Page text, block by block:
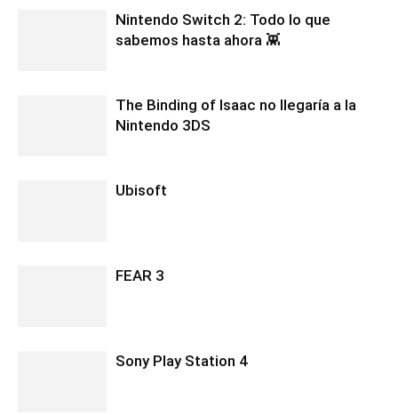
Nintendo Switch 2: Todo lo que
sabemos hasta ahora 👾
The Binding of Isaac no llegaría a la
Nintendo 3DS
Ubisoft
FEAR 3
Sony Play Station 4